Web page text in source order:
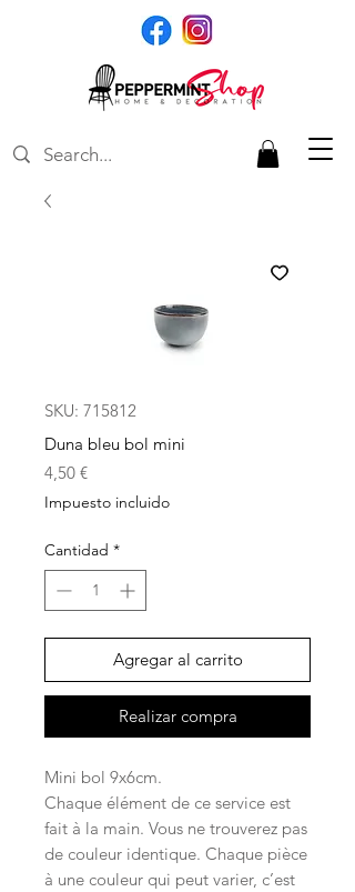
SKU: 715812
Duna bleu bol mini
4,50 €Precio
Impuesto incluido
Cantidad *
Agregar al carrito
Realizar compra
Mini bol 9x6cm.
Chaque élément de ce service est
fait à la main. Vous ne trouverez pas
de couleur identique. Chaque pièce
à une couleur qui peut varier, c’est